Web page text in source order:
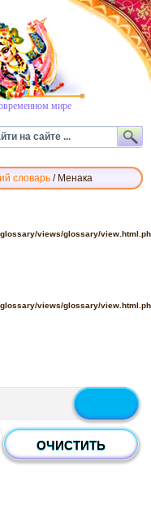
мире
словарь / Менака
views/glossary/
views/glossary/